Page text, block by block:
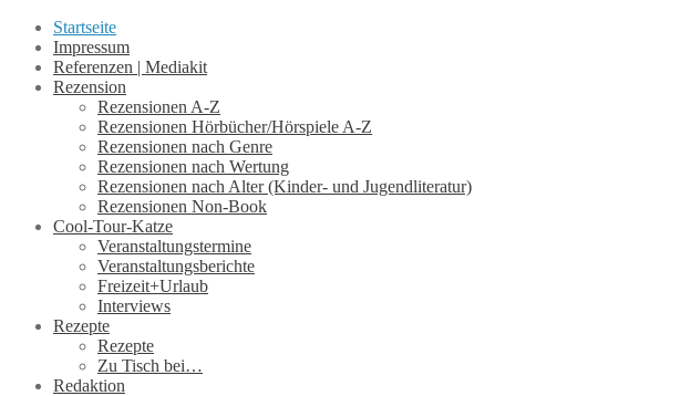
Startseite
Impressum
Referenzen | Mediakit
Rezension
Rezensionen A-Z
Rezensionen Hörbücher/Hörspiele A-Z
Rezensionen nach Genre
Rezensionen nach Wertung
Rezensionen nach Alter (Kinder- und Jugendliteratur)
Rezensionen Non-Book
Cool-Tour-Katze
Veranstaltungstermine
Veranstaltungsberichte
Freizeit+Urlaub
Interviews
Rezepte
Rezepte
Zu Tisch bei…
Redaktion